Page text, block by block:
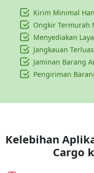
Kirim Minimal
Ongkir Termurah
Menyediakan
Jangkauan
Jaminan Barang
Pengiriman
Kelebihan
Cargo